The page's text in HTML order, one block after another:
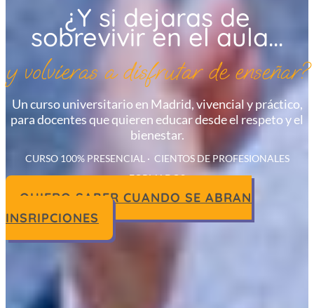
¿Y si dejaras de
sobrevivir en el aula...
y volvieras a disfrutar de enseñar?
Un curso universitario en Madrid, vivencial y práctico,
para docentes que quieren educar desde el respeto y el
bienestar.
CURSO 100% PRESENCIAL · CIENTOS DE PROFESIONALES
FORMADOS
QUIERO SABER CUANDO SE ABRAN
INSRIPCIONES